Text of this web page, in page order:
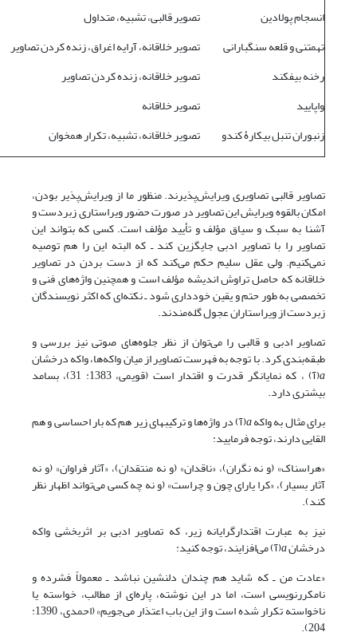
انسجام پولادین
تصویر قالبی، تشبیه، متداول
تهمتنی و قلعه سنگبارانی
تصویر خلاقانه، آرایه اغراق، زنده کردن تصاویر
رخنه بیفکند
تصویر خلاقانه، زنده کردن تصاویر
واپایید
تصویر خلاقانه
زنبوران تنبل بیکارۀ کندو
تصویر خلاقانه، تشبیه، تکرار همخوان
تصاویر قالبی تصاویری ویرایش‌پذیرند. منظور ما از ویرایش‌پذیر بودن،
امکان بالقوه ویرایش این تصاویر در صورت حضور ویراستاری زبردست و
آشنا به سبک و سیاق مؤلف و تأیید مؤلف است. کسی که بتواند این
تصاویر را با تصاویر ادبی جایگزین کند ـ که البته این را هم توصیه
نمی‌کنیم. ولی عقل سلیم حکم می‌کند که از دست بردن در تصاویر
خلاقانه که حاصل تراوش اندیشه مؤلف است و همچنین واژه‌های فنی و
تخصصی به طور حتم و یقین خودداری شود ـ نکته‌ای که اکثر نویسندگان
زبردست از ویراستاران عجول گله‌مندند.
تصاویر ادبی و قالبی را می‌توان از نظر جلوه‌های صوتی نیز بررسی و
طبقه‌بندی کرد. با توجه به فهرست تصاویر از میان واکه‌ها، واکه درخشان
a (آ) ، که نمایانگر قدرت و اقتدار است (قویمی، 1383: 31)، بسامد
بیشتری دارد.
برای مثال به واکهa(آ) در واژه‌ها و ترکیبهای زیر هم که بار احساسی و هم
القایی دارند، توجه فرمایید:
«هراسناک» (و نه نگران)، «ناقدان» (و نه منتقدان)، «آثار فراوان» (و نه
آثار بسیار)، «کرا یارای چون و چراست» (و نه چه کسی می‌تواند اظهار نظر
کند).
نیز به عبارت اقتدارگرایانه زیر، که تصاویر ادبی بر اثربخشی واکه
درخشانa(آ) می‌افزایند، توجه کنید:
«عادت من ـ که شاید هم چندان دلنشین نباشد ـ معمولاً فشرده و
نامکررنویسی است، اما در این نوشته، پاره‌ای از مطالب، خواسته یا
ناخواسته تکرار شده است و از این باب اعتذار می‌جویم» (احمدی، 1390:
204).